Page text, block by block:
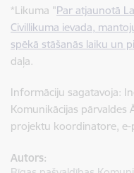
*Likuma "Par atjaunotā
Civillikuma ievada,
spēkā stāšanās laiku un
daļa.
Informāciju sagatavoja:
Komunikācijas pārvaldes
projektu koordinatore, e-
Autors: